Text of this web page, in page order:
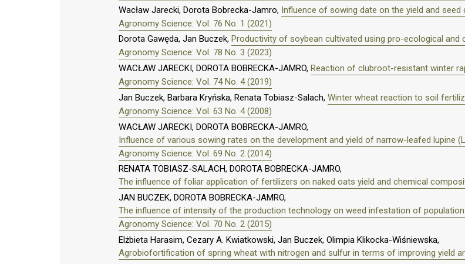
Wacław Jarecki, Dorota Bobrecka-Jamro, Influence of sowing date on the yield and
Agronomy Science: Vol. 76 No. 1 (2021)
Dorota Gawęda, Jan Buczek, Productivity of soybean cultivated using pro-ecological
Agronomy Science: Vol. 78 No. 3 (2023)
WACŁAW JARECKI, DOROTA BOBRECKA-JAMRO, Reaction of clubroot-resistant winter
Agronomy Science: Vol. 74 No. 4 (2019)
Jan Buczek, Barbara Kryńska, Renata Tobiasz-Salach, Winter wheat reaction to soil
Agronomy Science: Vol. 63 No. 4 (2008)
WACŁAW JARECKI, DOROTA BOBRECKA-JAMRO,
Influence of various sowing rates on the development and yield of narrow-leafed lupine
Agronomy Science: Vol. 69 No. 2 (2014)
RENATA TOBIASZ-SALACH, DOROTA BOBRECKA-JAMRO,
The influence of foliar application of fertilizers on naked oats yield and chemical
JAN BUCZEK, DOROTA BOBRECKA-JAMRO,
The influence of intensity of the production technology on weed infestation of
Agronomy Science: Vol. 70 No. 2 (2015)
Elżbieta Harasim, Cezary A. Kwiatkowski, Jan Buczek, Olimpia Klikocka-Wiśniewska,
Agrobiofortification of spring wheat with nitrogen and sulfur in terms of improving yield